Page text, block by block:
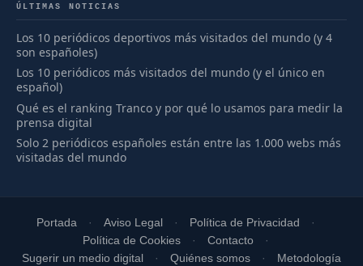
ÚLTIMAS NOTICIAS
Los 10 periódicos deportivos más visitados del mundo (y 4
son españoles)
Los 10 periódicos más visitados del mundo (y el único en
español)
Qué es el ranking Tranco y por qué lo usamos para medir la
prensa digital
Solo 2 periódicos españoles están entre las 1.000 webs más
visitadas del mundo
Portada Aviso Legal
Política de Privacidad
Política de Cookies
Contacto
Sugerir un medio digital
Quiénes somos Metodología